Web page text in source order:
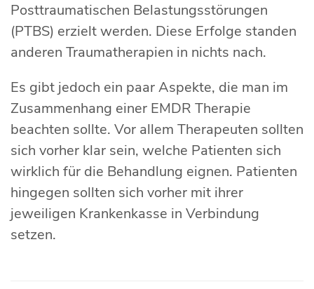
Posttraumatischen Belastungsstörungen
(PTBS) erzielt werden. Diese Erfolge standen
anderen Traumatherapien in nichts nach.
Es gibt jedoch ein paar Aspekte, die man im
Zusammenhang einer EMDR Therapie
beachten sollte. Vor allem Therapeuten sollten
sich vorher klar sein, welche Patienten sich
wirklich für die Behandlung eignen. Patienten
hingegen sollten sich vorher mit ihrer
jeweiligen Krankenkasse in Verbindung
setzen.